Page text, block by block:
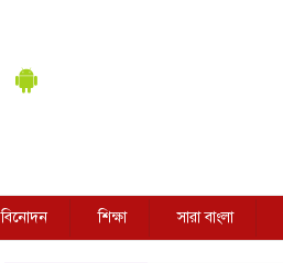
বিনোদন শিক্ষা সারা বাংলা